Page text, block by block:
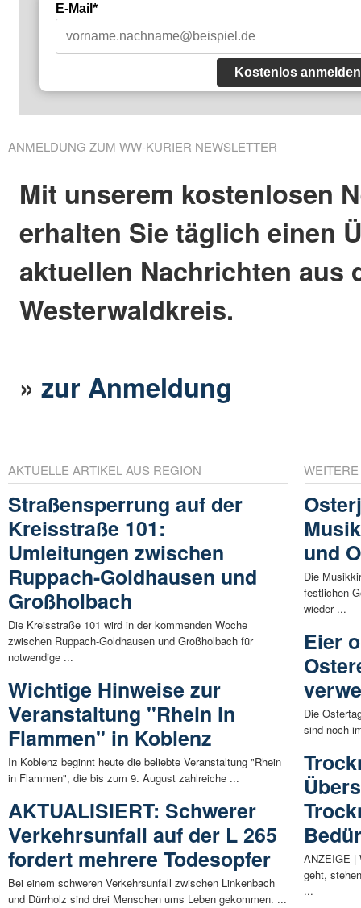
E-Mail*
Kostenlos anmelden
ANMELDUNG ZUM WW-KURIER NEWSLETTER
Mit unserem kostenlosen
erhalten Sie täglich einen
aktuellen Nachrichten aus
Westerwaldkreis.
»zur Anmeldung
AKTUELLE ARTIKEL AUS REGION
Straßensperrung auf der
Kreisstraße 101:
Umleitungen zwischen
Ruppach-Goldhausen und
Großholbach
Die Kreisstraße 101 wird in der kommenden Woche
zwischen Ruppach-Goldhausen und Großholbach für
notwendige ...
Wichtige Hinweise zur
Veranstaltung "Rhein in
Flammen" in Koblenz
In Koblenz beginnt heute die beliebte Veranstaltung "Rhein
in Flammen", die bis zum 9. August zahlreiche ...
AKTUALISIERT: Schwerer
Verkehrsunfall auf der L 265
fordert mehrere Todesopfer
Bei einem schweren Verkehrsunfall zwischen Linkenbach
und Dürrholz sind drei Menschen ums Leben gekommen. ...
und
Die
festlichen
wieder ...
Eier
Die
sind noch
ANZEIGE |
geht,
...